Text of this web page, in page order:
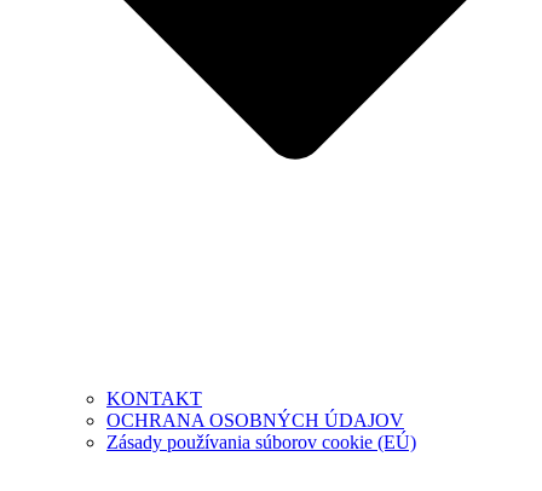
KONTAKT
OCHRANA OSOBNÝCH ÚDAJOV
Zásady používania súborov cookie (EÚ)